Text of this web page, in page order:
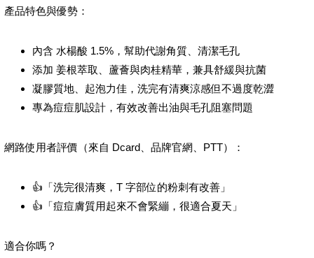
產品特色與優勢：
內含 水楊酸 1.5%，幫助代謝角質、清潔毛孔
添加 姜根萃取、蘆薈與肉桂精華，兼具舒緩與抗菌
凝膠質地、起泡力佳，洗完有清爽涼感但不過度乾澀
專為痘痘肌設計，有效改善出油與毛孔阻塞問題
網路使用者評價（來自 Dcard、品牌官網、PTT）：
👍「洗完很清爽，T 字部位的粉刺有改善」
👍「痘痘膚質用起來不會緊繃，很適合夏天」
適合你嗎？